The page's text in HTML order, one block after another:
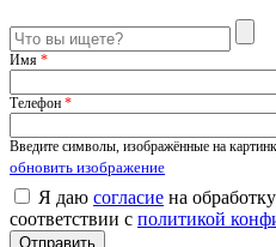
Имя *
Телефон *
Введите символы, изображённые на
обновить изображение
Я даю согласие на
соответствии с политикой